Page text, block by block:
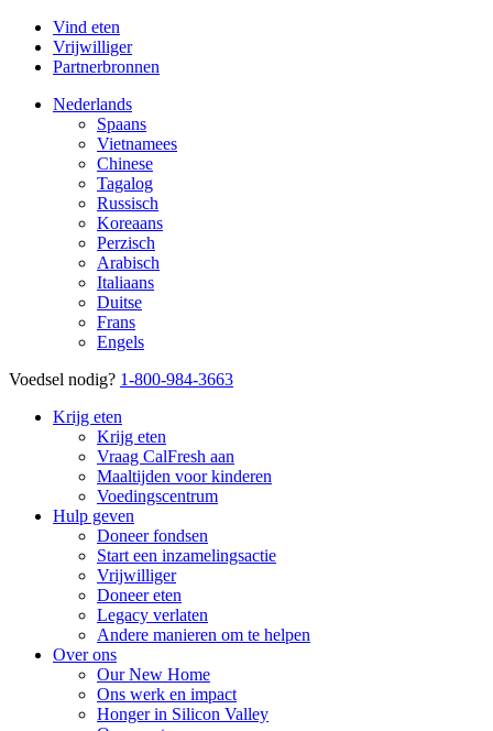
Vind eten
Vrijwilliger
Partnerbronnen
Nederlands
Spaans
Vietnamees
Chinese
Tagalog
Russisch
Koreaans
Perzisch
Arabisch
Italiaans
Duitse
Frans
Engels
Voedsel nodig? 1-800-984-3663
Krijg eten
Krijg eten
Vraag CalFresh aan
Maaltijden voor kinderen
Voedingscentrum
Hulp geven
Doneer fondsen
Start een inzamelingsactie
Vrijwilliger
Doneer eten
Legacy verlaten
Andere manieren om te helpen
Over ons
Our New Home
Ons werk en impact
Honger in Silicon Valley